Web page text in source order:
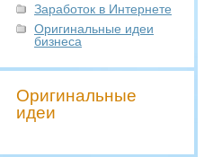
Заработок в Интернете
Оригинальные идеи
бизнеса
Оригинальные
идеи